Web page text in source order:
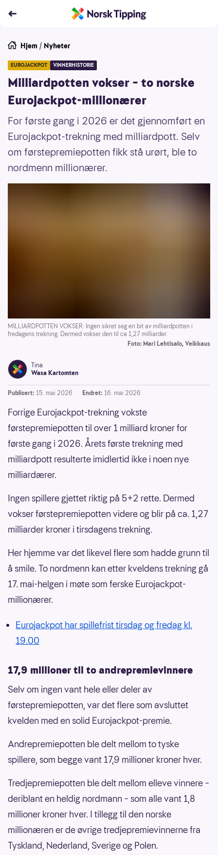
Hjem / Nyheter
EUROJACKPOT VINNERHISTORIE
Milliardpotten vokser – to norske
Eurojackpot-millionærer
For første gang i 2026 er det gjennomført en
Eurojackpot-trekning med milliardpott. Selv
om førstepremiepotten fikk stå urørt, ble to
nordmenn millionærer.
MILLIARDPOTTEN VOKSER: Ingen sikret seg en bit av milliardpotten i
fredagens trekning. Dermed vokser den til ca 1,27 milliarder.
Foto: Mari Lehtisalo, Veikkaus
Tina
Wasa Kartomten
Publisert: 15. mai 2026 Endret: 16. mai 2026
Forrige Eurojackpot-trekning vokste
førstepremiepotten til over 1 milliard kroner for
første gang i 2026. Årets første trekning med
milliardpott resulterte imidlertid ikke i noen nye
milliardærer.
Ingen spillere gjettet riktig på 5+2 rette. Dermed
vokser førstepremiepotten videre og blir på ca. 1,27
milliarder kroner i tirsdagens trekning.
Her hjemme var det likevel flere som hadde grunn til
å smile. To nordmenn kan etter kveldens trekning gå
17. mai-helgen i møte som ferske Eurojackpot-
millionærer.
Eurojackpot har spillefrist tirsdag og fredag kl.
19.00
17,9 millioner til to andrepremievinnere
Selv om ingen vant hele eller deler av
førstepremiepotten, var det flere som avsluttet
kvelden med en solid Eurojackpot-premie.
Andrepremiepotten ble delt mellom to tyske
spillere, som begge vant 17,9 millioner kroner hver.
Tredjepremiepotten ble delt mellom elleve vinnere –
deriblant en heldig nordmann – som alle vant 1,8
millioner kroner hver. I tillegg til den norske
millionæren er de øvrige tredjepremievinnerne fra
Tyskland, Nederland, Sverige og Polen.